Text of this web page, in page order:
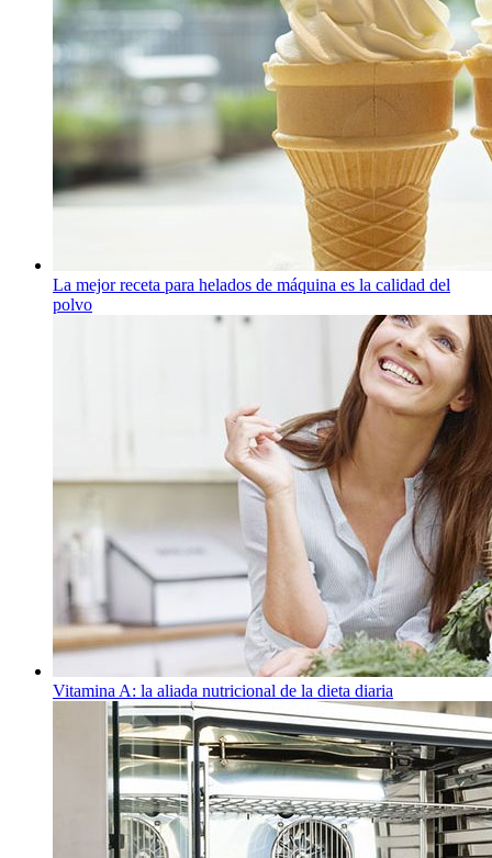
La mejor receta para helados de máquina es la calidad del
polvo
Vitamina A: la aliada nutricional de la dieta diaria